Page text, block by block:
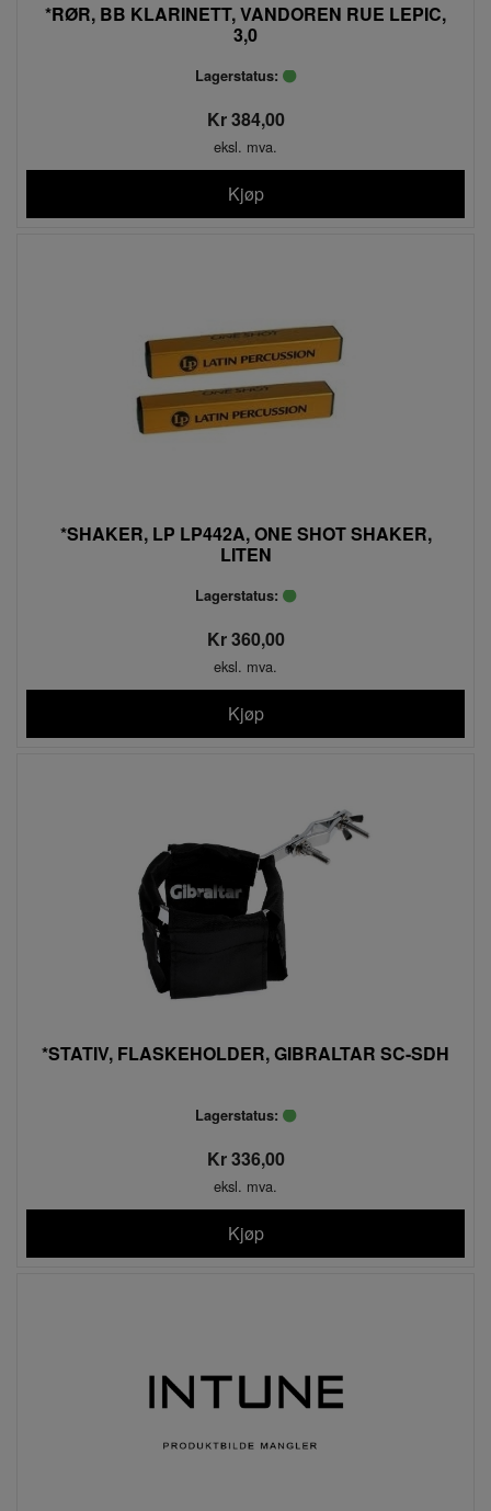
*RØR, BB KLARINETT, VANDOREN RUE LEPIC,
3,0
Lagerstatus:
Kr 384,00
eksl. mva.
Kjøp
*SHAKER, LP LP442A, ONE SHOT SHAKER,
LITEN
Lagerstatus:
Kr 360,00
eksl. mva.
Kjøp
*STATIV, FLASKEHOLDER, GIBRALTAR SC-SDH
Lagerstatus:
Kr 336,00
eksl. mva.
Kjøp